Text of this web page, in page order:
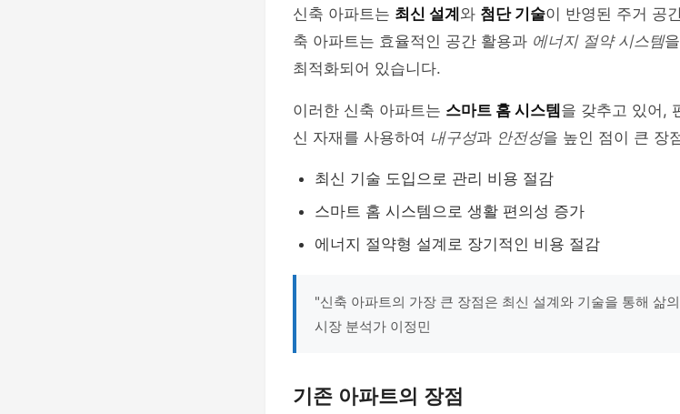
신축 아파트는 최신 설계 와 첨단 기술이 반영된 주거 공
축 아파트는 효율적인 공간 활용과 에너지 절약 시스템
최적화되어 있습니다.
이러한 신축 아파트는 스마트 홈 시스템 을 갖추고 있어,
신 자재를 사용하여 내구성과 안전성을 높인 점이 큰 장
최신 기술 도입으로 관리 비용 절감
스마트 홈 시스템으로 생활 편의성 증가
에너지 절약형 설계로 장기적인 비용 절감
"신축 아파트의 가장 큰 장점은 최신 설계와 기술을 통해 삶
시장 분석가 이정민
기존 아파트의 장점